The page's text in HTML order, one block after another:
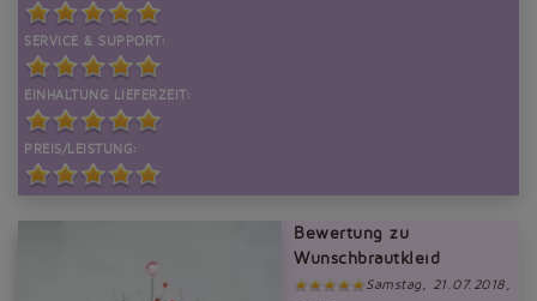
SERVICE & SUPPORT:
EINHALTUNG LIEFERZEIT:
PREIS/LEISTUNG:
Bewertung zu
Wunschbrautkleid
Samstag, 21.07.2018,